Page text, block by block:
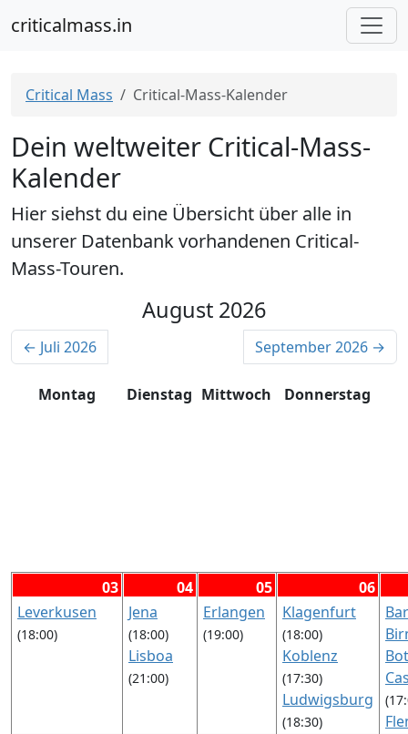
criticalmass.in
Critical Mass Critical-Mass-Kalender
Dein weltweiter Critical-Mass-
Kalender
Hier siehst du eine Übersicht über alle in
unserer Datenbank vorhandenen Critical-
Mass-Touren.
August 2026
← Juli 2026 September 2026 →
Montag Dienstag Mittwoch Donnerstag
03
Leverkusen
(18:00)
04
Jena
(18:00)
Lisboa
(21:00)
05
Erlangen
(19:00)
06
Klagenfurt
(18:00)
Koblenz
(17:30)
Ludwigsburg
(18:30)